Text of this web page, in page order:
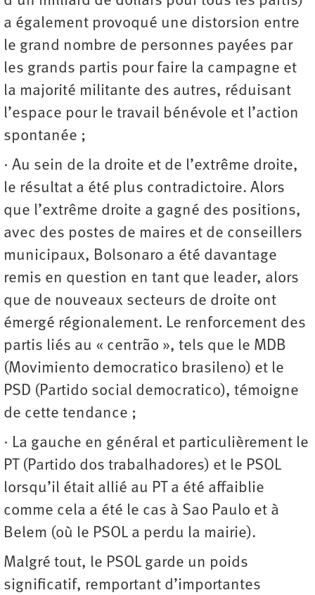
a également provoqué une distorsion entre
le grand nombre de personnes payées par
les grands partis pour faire la campagne et
la majorité militante des autres, réduisant
l’espace pour le travail bénévole et l’action
spontanée ;
∙ Au sein de la droite et de l’extrême droite,
le résultat a été plus contradictoire. Alors
que l’extrême droite a gagné des positions,
avec des postes de maires et de conseillers
municipaux, Bolsonaro a été davantage
remis en question en tant que leader, alors
que de nouveaux secteurs de droite ont
émergé régionalement. Le renforcement des
partis liés au « centrão », tels que le MDB
(Movimiento democratico brasileno) et le
PSD (Partido social democratico), témoigne
de cette tendance ;
∙ La gauche en général et particulièrement le
PT (Partido dos trabalhadores) et le PSOL
lorsqu’il était allié au PT a été affaiblie
comme cela a été le cas à Sao Paulo et à
Belem (où le PSOL a perdu la mairie).
Malgré tout, le PSOL garde un poids
significatif, remportant d’importantes